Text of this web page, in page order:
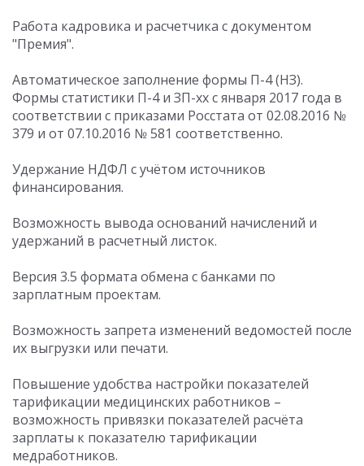
Работа кадровика и расчетчика с документом
"Премия".
Автоматическое заполнение формы П-4 (НЗ).
Формы статистики П-4 и ЗП-хх с января 2017 года в
соответствии с приказами Росстата от 02.08.2016 №
379 и от 07.10.2016 № 581 соответственно.
Удержание НДФЛ с учётом источников
финансирования.
Возможность вывода оснований начислений и
удержаний в расчетный листок.
Версия 3.5 формата обмена с банками по
зарплатным проектам.
Возможность запрета изменений ведомостей после
их выгрузки или печати.
Повышение удобства настройки показателей
тарификации медицинских работников –
возможность привязки показателей расчёта
зарплаты к показателю тарификации
медработников.